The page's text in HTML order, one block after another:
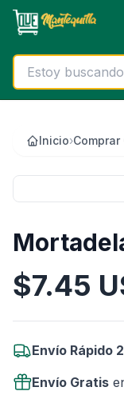
Saltar al contenido
Inicio›Comprar
Información del
$7.45
Envío Rápido
Envío Gratis